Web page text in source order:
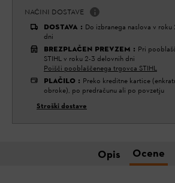
NAČINI DOSTAVE
DOSTAVA : Do izbranega naslova v
dni
BREZPLAČEN PREVZEM : Pri
STIHL v roku 2-3 delovnih dni
Poišči pooblaščenega trgovca STIHL
PLAČILO : Preko kreditne kartice
obroke), po predračunu ali po povzetju
Stroški dostave
Opis Ocene